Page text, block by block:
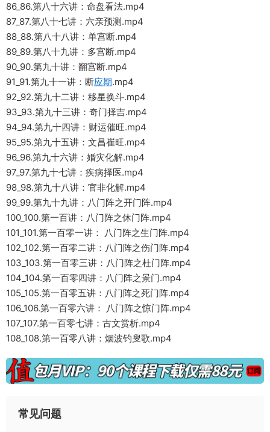
86_86.第八十六讲：命盘看法.mp4
87_87.第八十七讲：六亲预测.mp4
88_88.第八十八讲：单宫断.mp4
89_89.第八十九讲：多宫断.mp4
90_90.第九十讲：翻宫断.mp4
91_91.第九十一讲：断应期.mp4
92_92.第九十二讲：移星换斗.mp4
93_93.第九十三讲：奇门择吉.mp4
94_94.第九十四讲：财运催旺.mp4
95_95.第九十五讲：文昌崔旺.mp4
96_96.第九十六讲：婚灾化解.mp4
97_97.第九十七讲：疾病择医.mp4
98_98.第九十八讲：官非化解.mp4
99_99.第九十九讲：八门阵之开门阵.mp4
100_100.第一百讲：八门阵之休门阵.mp4
101_101.第一百零一讲： 八门阵之生门阵.mp4
102_102.第一百零二讲：八门阵之伤门阵.mp4
103_103.第一百零三讲：八门阵之杜门阵.mp4
104_104.第一百零四讲：八门阵之景门.mp4
105_105.第一百零五讲：八门阵之死门阵.mp4
106_106.第一百零六讲： 八门阵之惊门阵.mp4
107_107.第一百零七讲：古文赏析.mp4
108_108.第一百零八讲：烟波钓叟歌.mp4
常见问题